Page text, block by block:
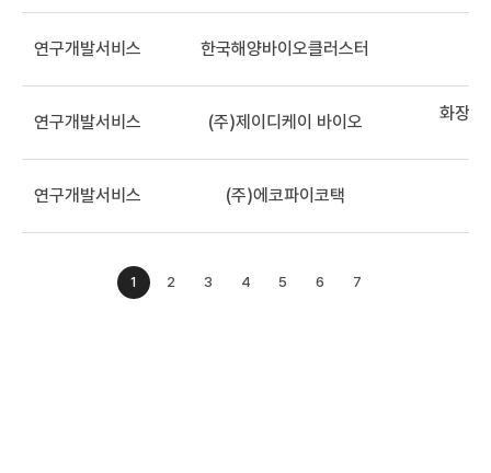
연구개발서비스 한국해양바이오클러스터
연구개발서비스 (주)제이디케이 바이오 화장품
연구개발서비스 (주)에코파이코택
1 2 3 4 5 6 7